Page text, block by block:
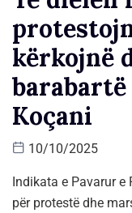
kërkojnë
Koçani
10/10/2025
Indikata e Pavarur
për protestë dhe